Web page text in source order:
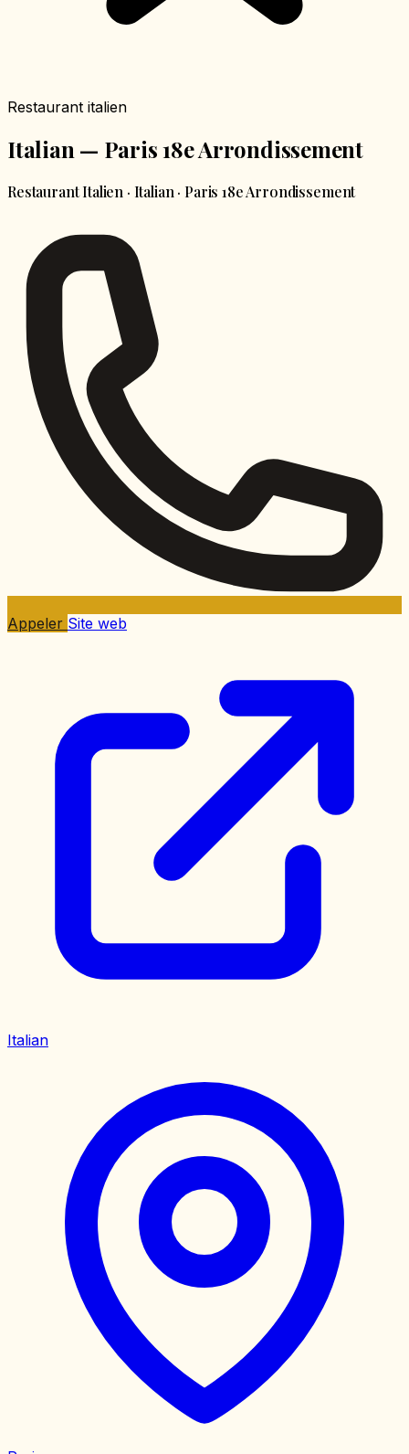
Restaurant italien
Italian — Paris 18e Arrondissement
Restaurant Italien · Italian · Paris 18e Arrondissement
Appeler Site web
Italian